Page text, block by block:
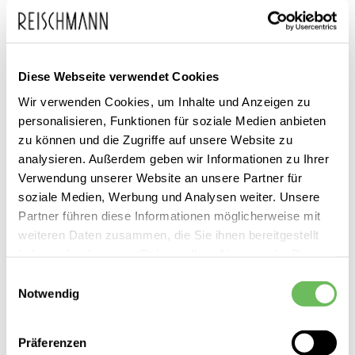
Diese Webseite verwendet Cookies
Wir verwenden Cookies, um Inhalte und Anzeigen zu
personalisieren, Funktionen für soziale Medien anbieten
zu können und die Zugriffe auf unsere Website zu
analysieren. Außerdem geben wir Informationen zu Ihrer
Verwendung unserer Website an unsere Partner für
soziale Medien, Werbung und Analysen weiter. Unsere
Partner führen diese Informationen möglicherweise mit
weiteren Daten zusammen, die Sie ihnen bereitgestellt
Notwendig
Präferenzen
Zum
Anfang
der
Bildgalerie
springen
DAMEN SWEATJACKE
74,99 €
inkl. MwSt.
mit einem Klick auf „Vor Ort verfügbar?", wo Ihre Größe vorrätig ist.